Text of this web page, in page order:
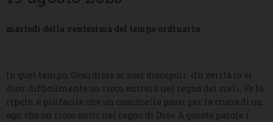
martedì della ventesima del tempo ordinario
In quel tempo, Gesù disse ai suoi discepoli: «In verità io vi
dico: difficilmente un ricco entrerà nel regno dei cieli. Ve lo
ripeto: è più facile che un cammello passi per la cruna di un
ago, che un ricco entri nel regno di Dio». A queste parole i